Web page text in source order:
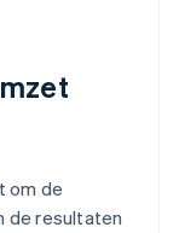
om de
de resultaten